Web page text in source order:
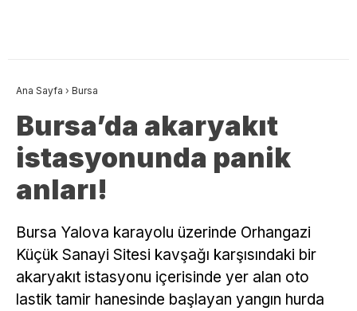
Ana Sayfa › Bursa
Bursa’da akaryakıt
istasyonunda panik
anları!
Bursa Yalova karayolu üzerinde Orhangazi
Küçük Sanayi Sitesi kavşağı karşısındaki bir
akaryakıt istasyonu içerisinde yer alan oto
lastik tamir hanesinde başlayan yangın hurda